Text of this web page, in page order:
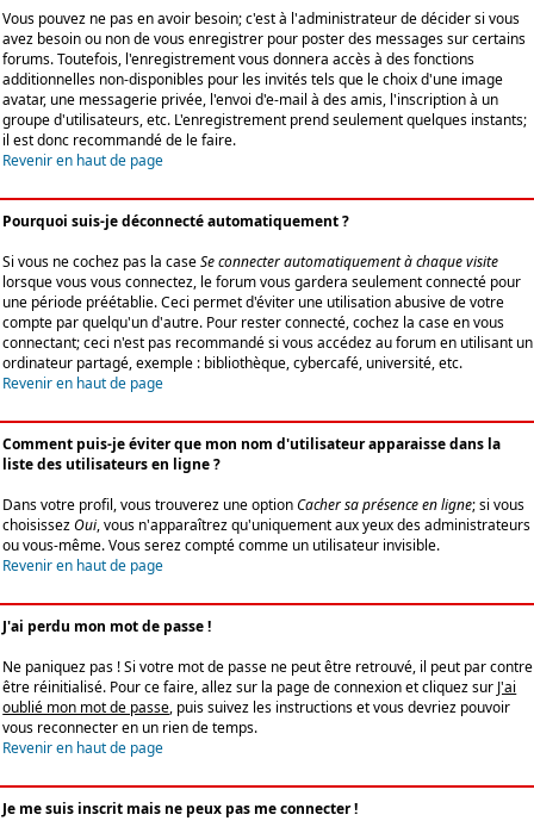
Vous pouvez ne pas en avoir besoin; c'est à l'administrateur de décider si vous
avez besoin ou non de vous enregistrer pour poster des messages sur certains
forums. Toutefois, l'enregistrement vous donnera accès à des fonctions
additionnelles non-disponibles pour les invités tels que le choix d'une image
avatar, une messagerie privée, l'envoi d'e-mail à des amis, l'inscription à un
groupe d'utilisateurs, etc. L'enregistrement prend seulement quelques instants;
il est donc recommandé de le faire.
Revenir en haut de page
Pourquoi suis-je déconnecté automatiquement ?
Si vous ne cochez pas la caseSe connecter automatiquement à chaque visite
lorsque vous vous connectez, le forum vous gardera seulement connecté pour
une période préétablie. Ceci permet d'éviter une utilisation abusive de votre
compte par quelqu'un d'autre. Pour rester connecté, cochez la case en vous
connectant; ceci n'est pas recommandé si vous accédez au forum en utilisant un
ordinateur partagé, exemple : bibliothèque, cybercafé, université, etc.
Revenir en haut de page
Comment puis-je éviter que mon nom d'utilisateur apparaisse dans la
liste des utilisateurs en ligne ?
Dans votre profil, vous trouverez une optionCacher sa présence en ligne; si vous
choisissezOui, vous n'apparaîtrez qu'uniquement aux yeux des administrateurs
ou vous-même. Vous serez compté comme un utilisateur invisible.
Revenir en haut de page
J'ai perdu mon mot de passe !
Ne paniquez pas ! Si votre mot de passe ne peut être retrouvé, il peut par contre
être réinitialisé. Pour ce faire, allez sur la page de connexion et cliquez sur J'ai
oublié mon mot de passe, puis suivez les instructions et vous devriez pouvoir
vous reconnecter en un rien de temps.
Revenir en haut de page
Je me suis inscrit mais ne peux pas me connecter !